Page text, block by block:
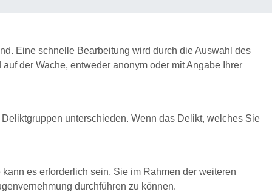
Eine schnelle Bearbeitung wird durch die Auswahl des
der Wache, entweder anonym oder mit Angabe Ihrer
unterschieden. Wenn das Delikt, welches Sie
es erforderlich sein, Sie im Rahmen der weiteren
durchführen zu können.